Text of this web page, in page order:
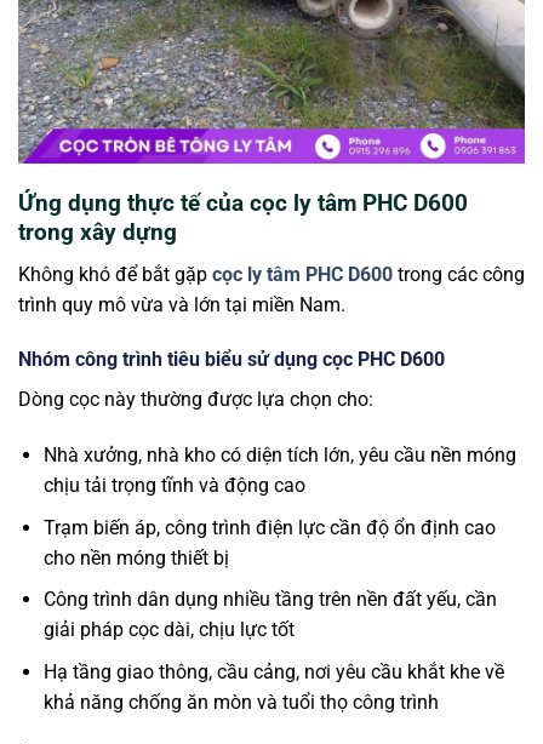
Ứng dụng thực tế của cọc ly tâm PHC D600
trong xây dựng
Không khó để bắt gặp cọc ly tâm PHC D600 trong các công
trình quy mô vừa và lớn tại miền Nam.
Nhóm công trình tiêu biểu sử dụng cọc PHC D600
Dòng cọc này thường được lựa chọn cho:
Nhà xưởng, nhà kho có diện tích lớn, yêu cầu nền móng
chịu tải trọng tĩnh và động cao
Trạm biến áp, công trình điện lực cần độ ổn định cao
cho nền móng thiết bị
Công trình dân dụng nhiều tầng trên nền đất yếu, cần
giải pháp cọc dài, chịu lực tốt
Hạ tầng giao thông, cầu cảng, nơi yêu cầu khắt khe về
khả năng chống ăn mòn và tuổi thọ công trình